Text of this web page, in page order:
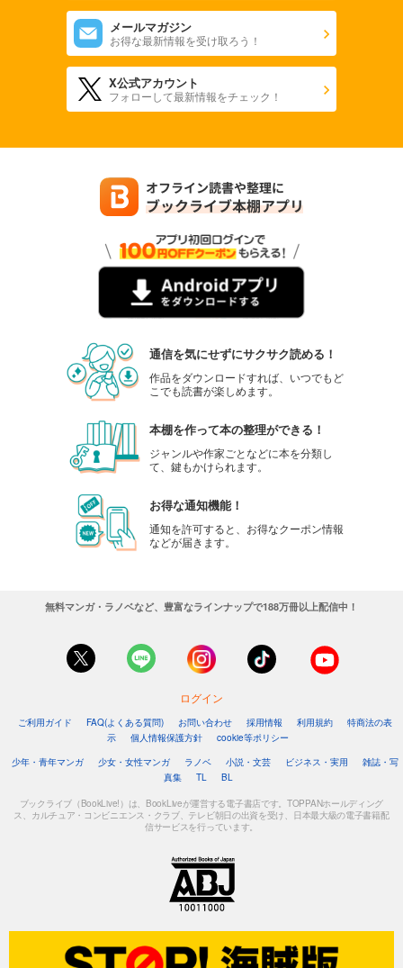
メールマガジン
お得な最新情報を受け取ろう！
X公式アカウント
フォローして最新情報をチェック！
通信を気にせずにサクサク読める！
作品をダウンロードすれば、いつでもど
こでも読書が楽しめます。
本棚を作って本の整理ができる！
ジャンルや作家ごとなどに本を分類し
て、鍵もかけられます。
お得な通知機能！
通知を許可すると、お得なクーポン情報
などが届きます。
無料マンガ・ラノベなど、豊富なラインナップで188万冊以上配信中！
ログイン
ご利用ガイド FAQ(よくある質問) お問い合わせ 採用情報 利用規約
特商法の表
示
個人情報保護方針
cookie等ポリシー
少年・青年マンガ
少女・女性マンガ ラノベ 小説・文芸 ビジネス・実用
雑誌・写
真集
TL BL
ブックライブ（BookLive!）は、BookLiveが運営する電子書店です。TOPPANホールディング
ス、カルチュア・コンビニエンス・クラブ、テレビ朝日の出資を受け、日本最大級の電子書籍配
信サービスを行っています。